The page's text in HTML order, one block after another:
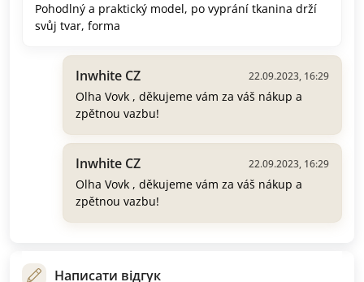
Pohodlný a praktický model, po vyprání tkanina drží
svůj tvar, forma
Inwhite CZ 22.09.2023, 16:29
Olha Vovk , děkujeme vám za váš nákup a
zpětnou vazbu!
Inwhite CZ 22.09.2023, 16:29
Olha Vovk , děkujeme vám za váš nákup a
zpětnou vazbu!
Написати відгук